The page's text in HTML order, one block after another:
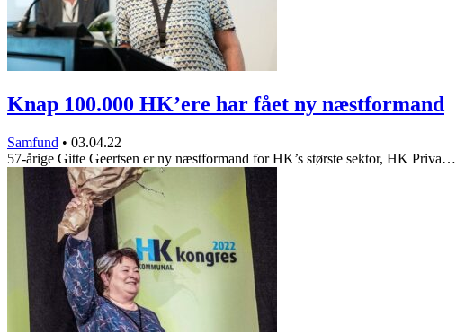
Knap 100.000 HK’ere har fået ny næstformand
Samfund • 03.04.22
57-årige Gitte Geertsen er ny næstformand for HK’s største sektor, HK Priva…